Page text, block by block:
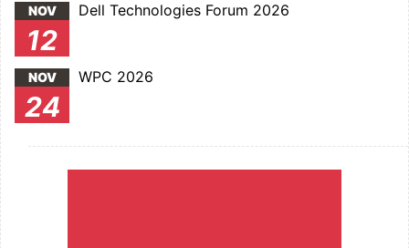
NOV
12
Dell Technologies Forum 2026
NOV
24
WPC 2026